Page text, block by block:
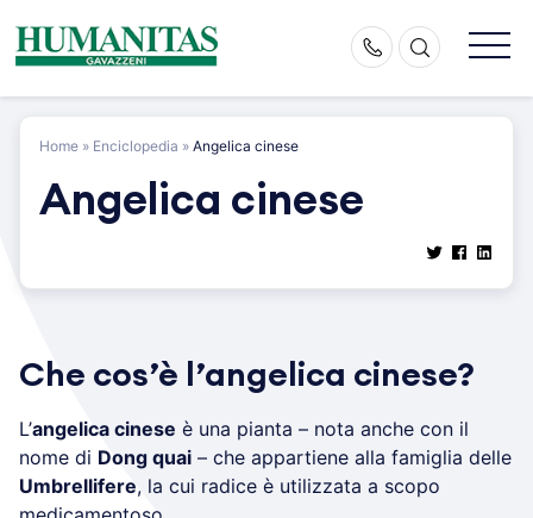
content
Home » Enciclopedia » Angelica cinese
Angelica cinese
Che cos’è l’angelica cinese?
L’angelica cinese è una pianta – nota anche con il
nome di Dong quai – che appartiene alla famiglia delle
Umbrellifere, la cui radice è utilizzata a scopo